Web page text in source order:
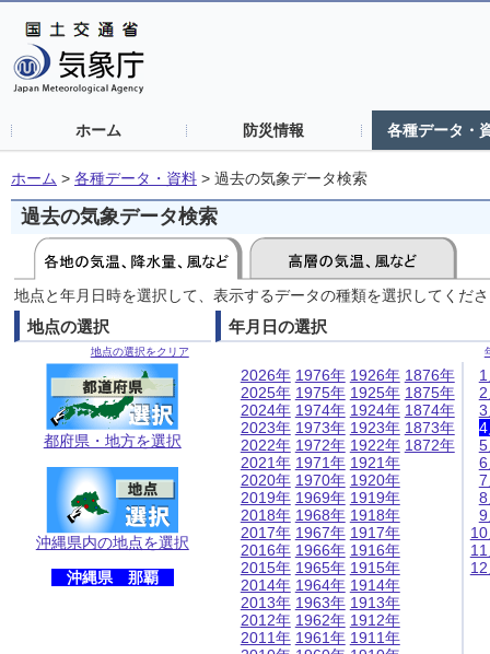
ホーム 防災情報 各種データ・
ホーム > 各種データ・資料 > 過去の気象データ検索
過去の気象データ検索
地点と年月日時を選択して、表示するデータの種類を選択してくだ
地点の選択
地点の選択をクリア
都府県・地方を選択
沖縄県内の地点を選択
沖縄県 那覇
年月日の選択
2026年
2025年
2024年
2023年
2022年
2021年
2020年
2019年
2018年
2017年
2016年
2015年
2014年
2013年
2012年
2011年
1976年
1975年
1974年
1973年
1972年
1971年
1970年
1969年
1968年
1967年
1966年
1965年
1964年
1963年
1962年
1961年
1926年
1925年
1924年
1923年
1922年
1921年
1920年
1919年
1918年
1917年
1916年
1915年
1914年
1913年
1912年
1911年
1876年
1875年
1874年
1873年
1872年